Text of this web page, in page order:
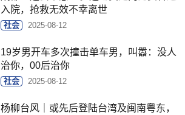
入院，抢救无效不幸离世
社会 2025-08-12
19岁男开车多次撞击单车男，叫嚣：没人
治你，00后治你
社会 2025-08-12
杨柳台风｜或先后登陆台湾及闽南粤东，